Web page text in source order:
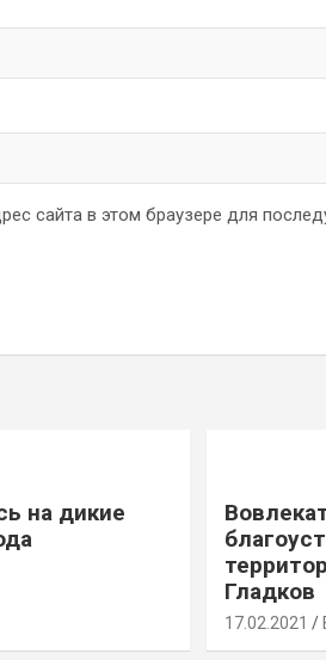
сайта в этом браузере для
на дикие
Гладков
17.02.2021